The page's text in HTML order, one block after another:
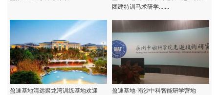
团建特训马术研学.......
盈速基地清远聚龙湾训练基地欢迎
盈速基地-南沙中科智能研学营地